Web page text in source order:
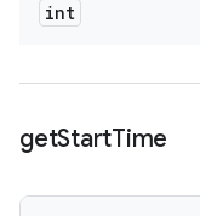
int
getStartTime